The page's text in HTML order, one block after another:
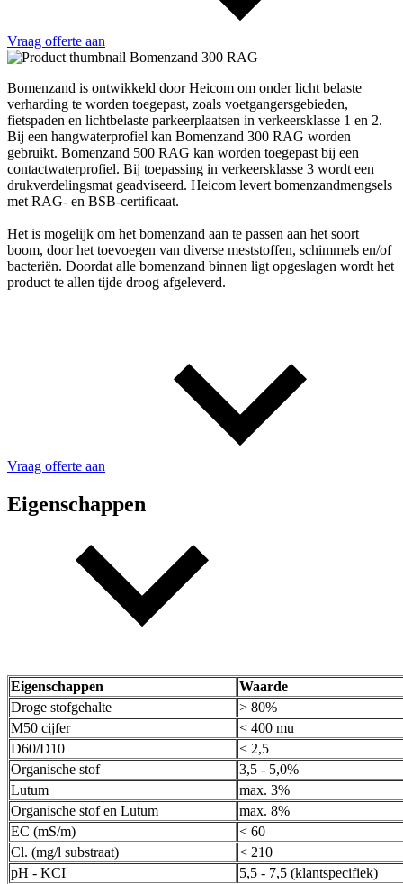
Vraag offerte aan
Bomenzand is ontwikkeld door Heicom om onder licht belaste
verharding te worden toegepast, zoals voetgangersgebieden,
fietspaden en lichtbelaste parkeerplaatsen in verkeersklasse 1 en 2.
Bij een hangwaterprofiel kan Bomenzand 300 RAG worden
gebruikt. Bomenzand 500 RAG kan worden toegepast bij een
contactwaterprofiel. Bij toepassing in verkeersklasse 3 wordt een
drukverdelingsmat geadviseerd. Heicom levert bomenzandmengsels
met RAG- en BSB-certificaat.
Het is mogelijk om het bomenzand aan te passen aan het soort
boom, door het toevoegen van diverse meststoffen, schimmels en/of
bacteriën. Doordat alle bomenzand binnen ligt opgeslagen wordt het
product te allen tijde droog afgeleverd.
Vraag offerte aan
Eigenschappen
Eigenschappen
Waarde
Droge stofgehalte
> 80%
M50 cijfer
< 400 mu
D60/D10
< 2,5
Organische stof
3,5 - 5,0%
Lutum
max. 3%
Organische stof en Lutum
max. 8%
EC (mS/m)
< 60
Cl. (mg/l substraat)
< 210
pH - KCI
5,5 - 7,5 (klantspecifiek)